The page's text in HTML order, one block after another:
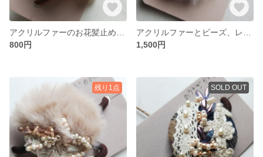
800円
1,500円
残り1点 SOLD OUT